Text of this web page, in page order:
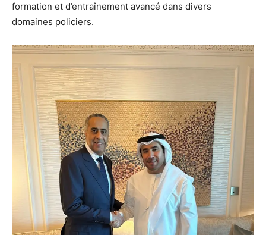
formation et d’entraînement avancé dans divers
domaines policiers.